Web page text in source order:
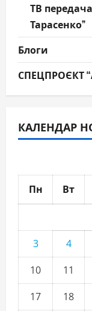
ТВ
Тарасенко”
Блоги
СПЕЦПРОЄКТ
КАЛЕНДАР
Пн Вт
3
4
10
11
17
18